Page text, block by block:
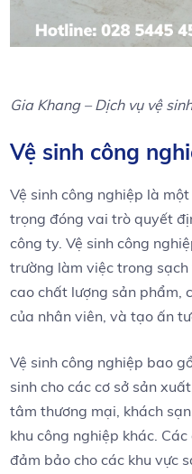
Gia Khang – Dịch vụ vệ
Vệ sinh công
Vệ sinh công nghiệp là
trọng đóng vai trò quyết
công ty. Vệ sinh công
trường làm việc trong
cao chất lượng sản phẩm,
của nhân viên, và tạo ấn
Vệ sinh công nghiệp bao
sinh cho các cơ sở sản
tâm thương mại, khách
khu công nghiệp khác.
đảm bảo cho các khu vực